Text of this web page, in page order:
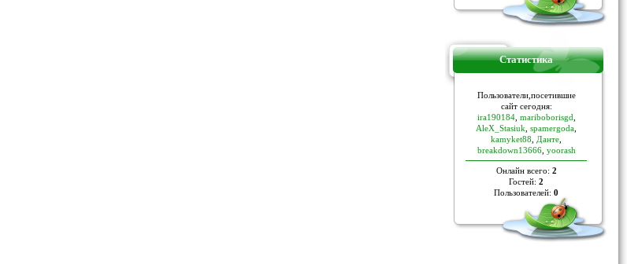
Статистика
Пoльзoвaтели,пoceтившие
caйт ceгoдня:
ira190184, mariboborisgd
AleX_Stasiuk spamergoda
kamyket88
Данте
breakdown13666, yoorash
Онлайн всего: 2
Гостей: 2
Пользователей: 0